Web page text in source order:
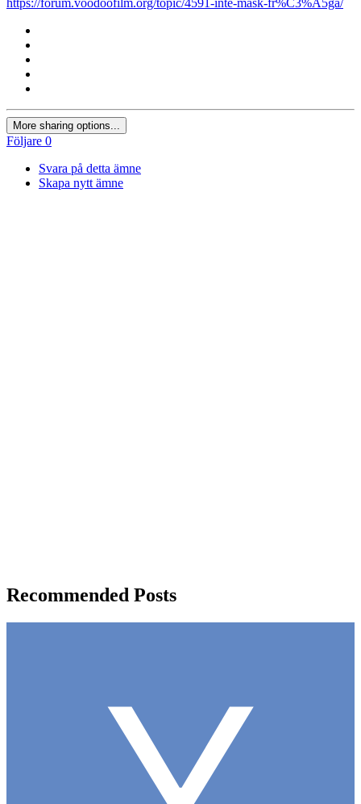
https://forum.voodoofilm.org/topic/4591-inte-mask-fr%C3%A5ga/
More sharing options...
Följare 0
Svara på detta ämne
Skapa nytt ämne
Recommended Posts